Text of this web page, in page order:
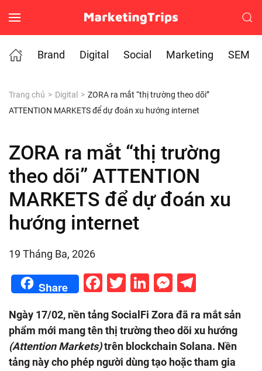
Skip to main content
Brand
Digital Social Marketing SEM
Trang chủ Digital
ZORA ra mắt “thị trường theo dõi”
ATTENTION MARKETS để dự đoán xu hướng internet
ZORA ra mắt “thị trường
theo dõi” ATTENTION
MARKETS để dự đoán xu
hướng internet
19 Tháng Ba, 2026
Share Facebook
Twitter
LinkedIn
Ngày 17/02, nền tảng SocialFi Zora đã ra mắt sản
phẩm mới mang tên thị trường theo dõi xu hướng
(Attention Markets)trên blockchain Solana. Nền
tảng này cho phép người dùng tạo hoặc tham gia